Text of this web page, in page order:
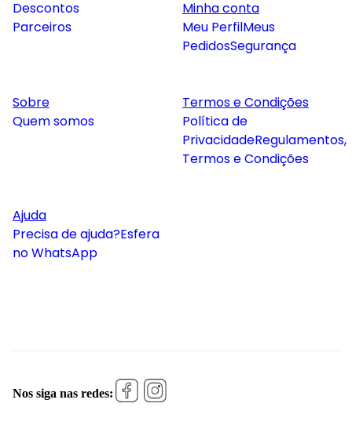
Descontos
Parceiros
Minha conta
Meu PerfilMeus
PedidosSegurança
Sobre
Quem somos
Termos e Condições
Política de
PrivacidadeRegulamentos,
Termos e Condições
Ajuda
Precisa de ajuda?Esfera
no WhatsApp
Nos siga nas redes: